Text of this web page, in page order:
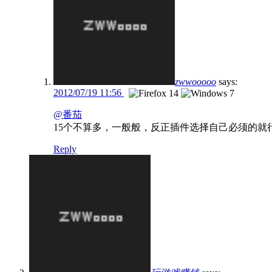
zwwooooo says:
2012/07/19 11:56
@番茄
15个不算多，一般般，反正插件选择自己必须的就
Reply